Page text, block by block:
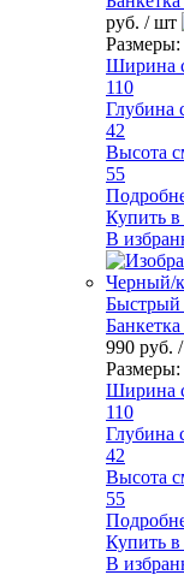
руб. / шт
Размеры:
Ширина
110
Глубина
42
Высота
55
Купить
В
Быстрый
990 руб.
Размеры:
Ширина
110
Глубина
42
Высота
55
Купить
В